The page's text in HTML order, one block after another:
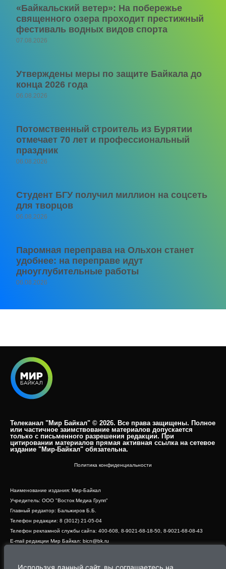
Используя данный сайт, вы соглашаетесь на
«Байкальский ветер»: На побережье
священного озера проходит престижный
фестиваль водных видов спорта
07.08.2026
Утверждены меры по защите Байкала до
конца 2026 года
06.08.2026
Потомственный строитель из Бурятии
отмечает 70 лет и профессиональный
праздник
06.08.2026
Студент БГУ получил миллион на соцсеть
для творцов
06.08.2026
Паромная переправа на Ольхон станет
удобнее: на переправе идут
дноуглубительные работы
06.08.2026
Телеканал "Мир Байкал" © 2026. Все права защищены. Полное
или частичное заимствование материалов допускается
только с письменного разрешения редакции. При
цитировании материалов прямая активная ссылка на сетевое
издание "Мир-Байкал" обязательна.​
Политика конфиденциальности
Наименование издания: Мир-Байкал
Учредитель: ООО "Восток Медиа Групп"
Главный редактор: Бальжиров Б.Б.
Телефон редакции: 8 (3012) 21-05-04
Телефон рекламной службы сайта: 400-608, 8-9021-68-18-50, 8-9021-68-08-43
E-mail редакции Мир Байкал: bicn@bk.ru
Адрес редакции: 670000, г. Улан-Удэ, ул. Профсоюзная, дом 44, офис 1